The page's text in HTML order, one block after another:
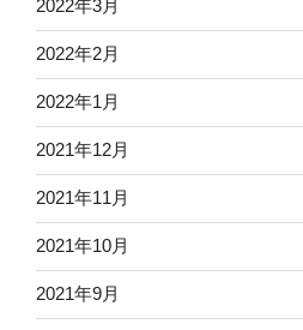
2022年3月
2022年2月
2022年1月
2021年12月
2021年11月
2021年10月
2021年9月